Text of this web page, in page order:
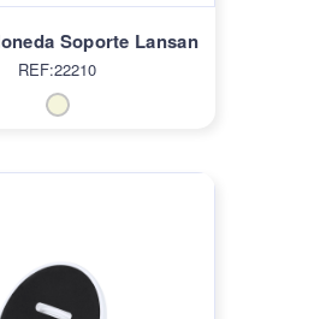
Soporte Lansan
REF:22210